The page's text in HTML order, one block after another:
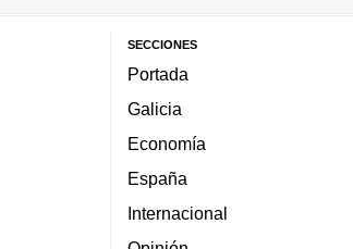
SECCIONES
Portada
Galicia
Economía
España
Internacional